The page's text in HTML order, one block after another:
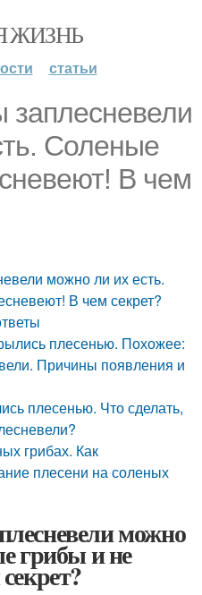
ЖИЗНЬ
статьи
Соленые
В чем
можно ли их есть.
В чем секрет?
плесенью. Похожее:
Причины появления и
плесенью. Что сделать,
грибах. Как
плесени на соленых
можно
грибы и не